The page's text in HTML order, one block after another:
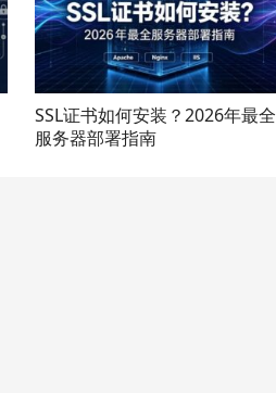
SSL证书如何安装？2026年最全
服务器部署指南